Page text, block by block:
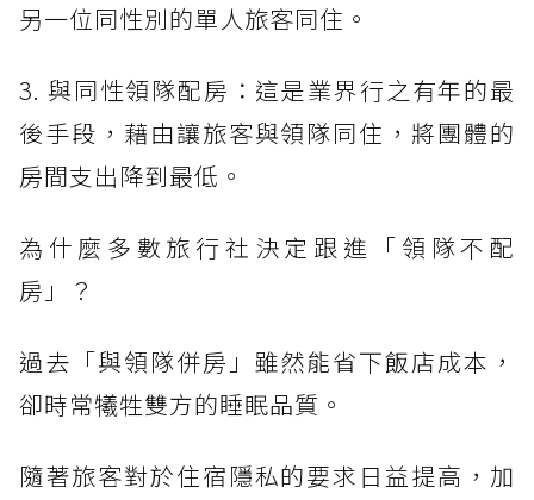
另一位同性別的單人旅客同住。
3. 與同性領隊配房：這是業界行之有年的最
後手段，藉由讓旅客與領隊同住，將團體的
房間支出降到最低。
為什麼多數旅行社決定跟進「領隊不配
房」？
過去「與領隊併房」雖然能省下飯店成本，
卻時常犧牲雙方的睡眠品質。
隨著旅客對於住宿隱私的要求日益提高，加